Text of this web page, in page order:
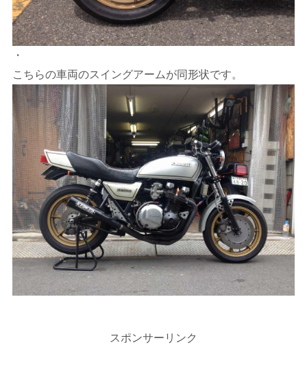
・
こちらの車両のスイングアームが同形状です。
スポンサーリンク